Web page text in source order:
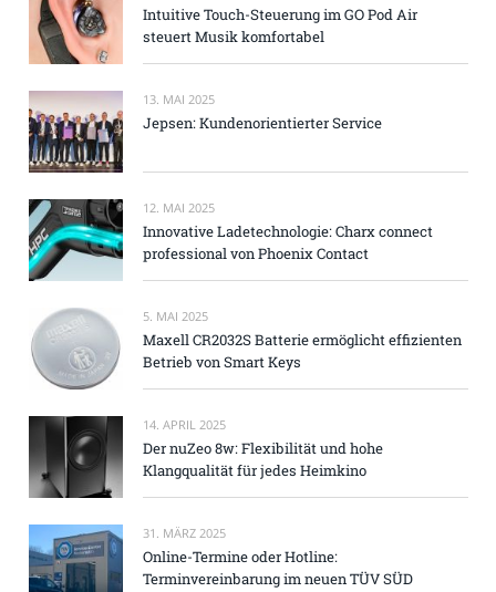
Intuitive Touch-Steuerung im GO Pod Air
steuert Musik komfortabel
13. MAI 2025
Jepsen: Kundenorientierter Service
12. MAI 2025
Innovative Ladetechnologie: Charx connect
professional von Phoenix Contact
5. MAI 2025
Maxell CR2032S Batterie ermöglicht effizienten
Betrieb von Smart Keys
14. APRIL 2025
Der nuZeo 8w: Flexibilität und hohe
Klangqualität für jedes Heimkino
31. MÄRZ 2025
Online-Termine oder Hotline:
Terminvereinbarung im neuen TÜV SÜD